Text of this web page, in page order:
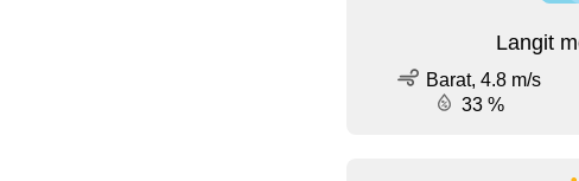
Langit
Barat, 4.8 m/s
33 %